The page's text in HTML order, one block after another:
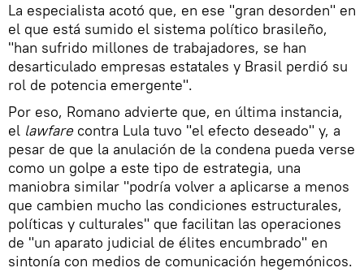
La especialista acotó que, en ese "gran desorden" en
el que está sumido el sistema político brasileño,
"han sufrido millones de trabajadores, se han
desarticulado empresas estatales y Brasil perdió su
rol de potencia emergente".
Por eso, Romano advierte que, en última instancia,
el lawfarecontra Lula tuvo "el efecto deseado" y, a
pesar de que la anulación de la condena pueda verse
como un golpe a este tipo de estrategia, una
maniobra similar "podría volver a aplicarse a menos
que cambien mucho las condiciones estructurales,
políticas y culturales" que facilitan las operaciones
de "un aparato judicial de élites encumbrado" en
sintonía con medios de comunicación hegemónicos.